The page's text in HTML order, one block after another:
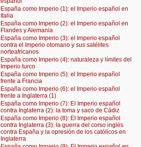
España como Imperio (1): el Imperio español en
Italia
España como Imperio (2): el Imperio español en
Flandes y Alemania
España como Imperio (3): el Imperio español
contra el Imperio otomano y sus satélites
norteafricanos
España como Imperio (4): naturaleza y límites del
Imperio turco
España como Imperio (5): el Imperio español
frente a Francia
España como Imperio (6): el Imperio español
frente a Inglaterra (1)
España como Imperio (7): El Imperio español
contra Inglaterra (2): la toma y saco de Cádiz
España como Imperio (8): El Imperio español
contra Inglaterra (3): la guerra del corso inglés
contra España y la opresión de los católicos en
Inglaterra